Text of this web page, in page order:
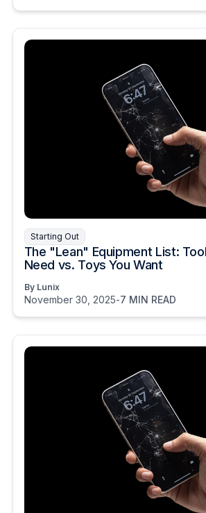
Starting Out
The "Lean" Equipment List:
Need vs. Toys You Want
By Lunix
November 30, 2025-7 MIN READ